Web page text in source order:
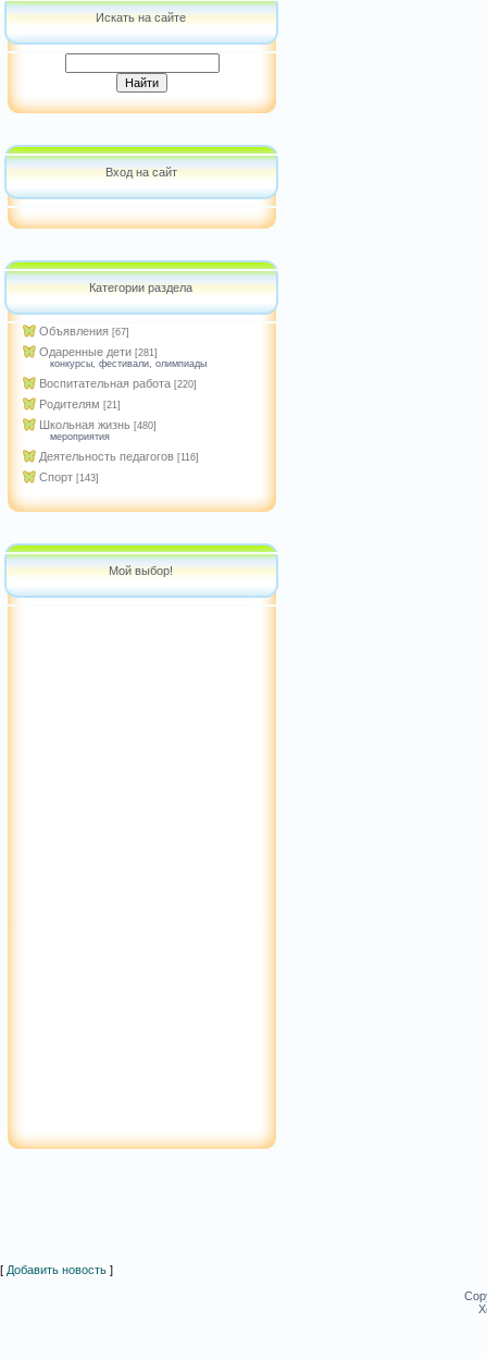
Искать на сайте
Вход на сайт
Категории раздела
Объявления [67]
Одаренные дети [281]
конкурсы, фестивали, олимпиады
Воспитательная работа [220]
Родителям [21]
Школьная жизнь [480]
мероприятия
Деятельность педагогов [116]
Спорт [143]
Мой выбор!
[ Добавить новость ]